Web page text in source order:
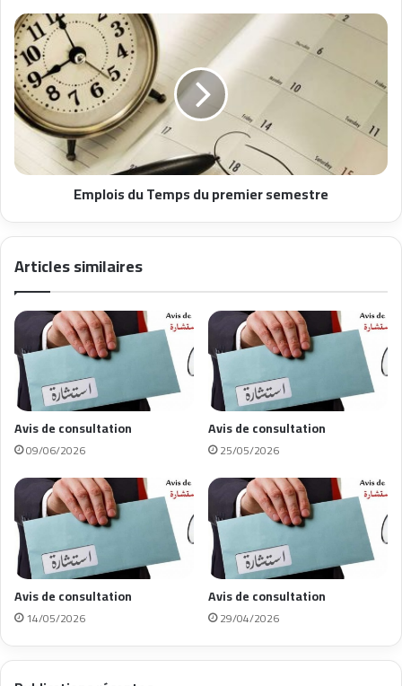
Emplois du Temps du premier semestre
Articles similaires
Avis de consultation
09/06/2026
Avis de consultation
25/05/2026
Avis de consultation
14/05/2026
Avis de consultation
29/04/2026